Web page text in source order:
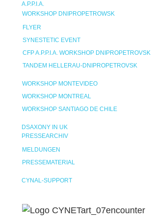
A.P.P.I.A.
WORKSHOP DNIPROPETROWSK
FLYER
SYNESTETIC EVENT
CFP A.P.P.I.A. WORKSHOP DNIPROPETROVSK
TANDEM HELLERAU-DNIPROPETROVSK
WORKSHOP MONTEVIDEO
WORKSHOP MONTREAL
WORKSHOP SANTIAGO DE CHILE
DSAXONY IN UK
PRESSEARCHIV
MELDUNGEN
PRESSEMATERIAL
CYNAL-SUPPORT